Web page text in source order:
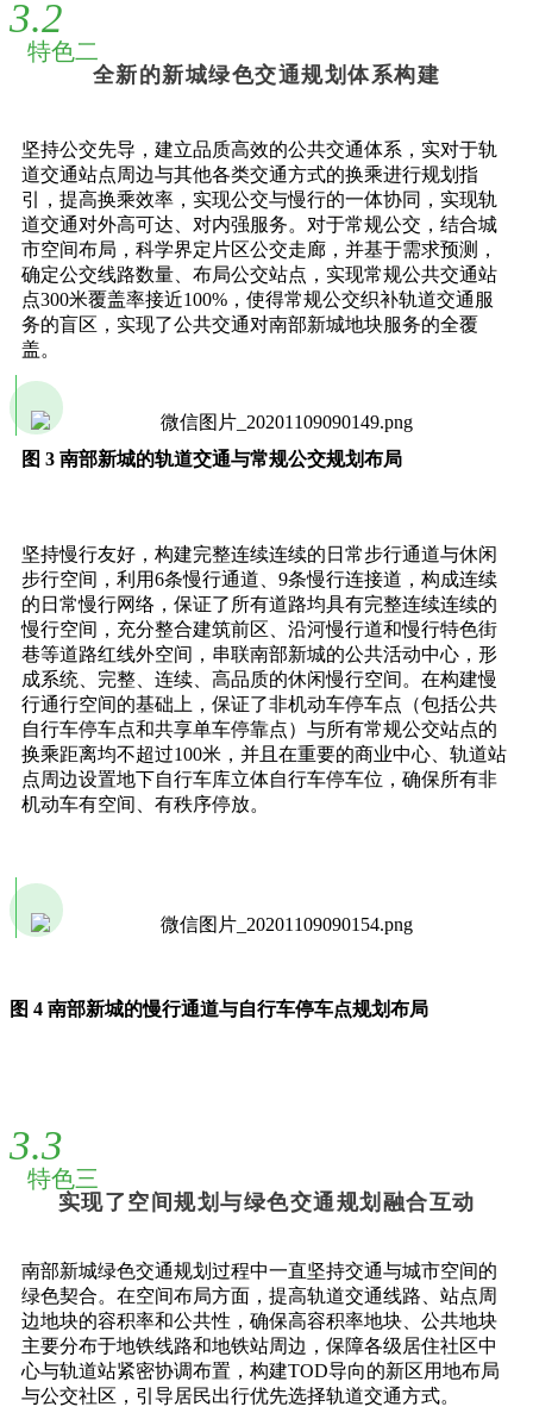
3.2
特色二
全新的新城绿色交通规划体系构建
坚持公交先导，建立品质高效的公共交通体系，实对于轨
道交通站点周边与其他各类交通方式的换乘进行规划指
引，提高换乘效率，实现公交与慢行的一体协同，实现轨
道交通对外高可达、对内强服务。对于常规公交，结合城
市空间布局，科学界定片区公交走廊，并基于需求预测，
确定公交线路数量、布局公交站点，实现常规公共交通站
点300米覆盖率接近100%，使得常规公交织补轨道交通服
务的盲区，实现了公共交通对南部新城地块服务的全覆
盖。
图 3 南部新城的轨道交通与常规公交规划布局
坚持慢行友好，构建完整连续连续的日常步行通道与休闲
步行空间，利用6条慢行通道、9条慢行连接道，构成连续
的日常慢行网络，保证了所有道路均具有完整连续连续的
慢行空间，充分整合建筑前区、沿河慢行道和慢行特色街
巷等道路红线外空间，串联南部新城的公共活动中心，形
成系统、完整、连续、高品质的休闲慢行空间。在构建慢
行通行空间的基础上，保证了非机动车停车点（包括公共
自行车停车点和共享单车停靠点）与所有常规公交站点的
换乘距离均不超过100米，并且在重要的商业中心、轨道站
点周边设置地下自行车库立体自行车停车位，确保所有非
机动车有空间、有秩序停放。
图 4 南部新城的慢行通道与自行车停车点规划布局
3.3
特色三
实现了空间规划与绿色交通规划融合互动
南部新城绿色交通规划过程中一直坚持交通与城市空间的
绿色契合。在空间布局方面，提高轨道交通线路、站点周
边地块的容积率和公共性，确保高容积率地块、公共地块
主要分布于地铁线路和地铁站周边，保障各级居住社区中
心与轨道站紧密协调布置，构建TOD导向的新区用地布局
与公交社区，引导居民出行优先选择轨道交通方式。